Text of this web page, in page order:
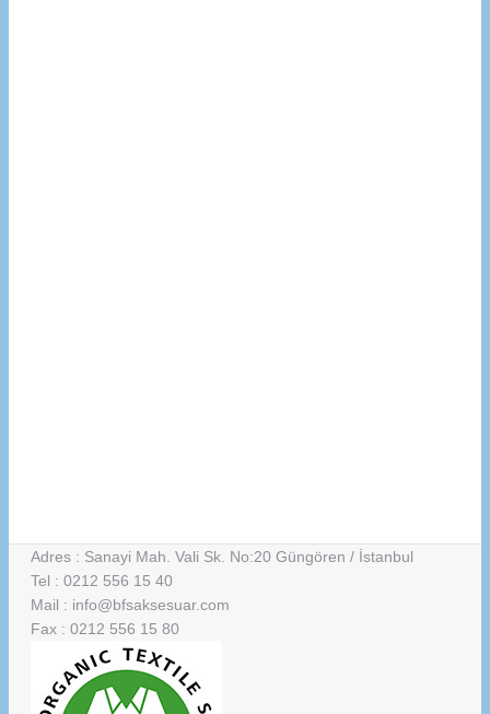
Adres : Sanayi Mah. Vali Sk. No:20 Güngören / İstanbul
Tel : 0212 556 15 40
Mail : info@bfsaksesuar.com
Fax : 0212 556 15 80